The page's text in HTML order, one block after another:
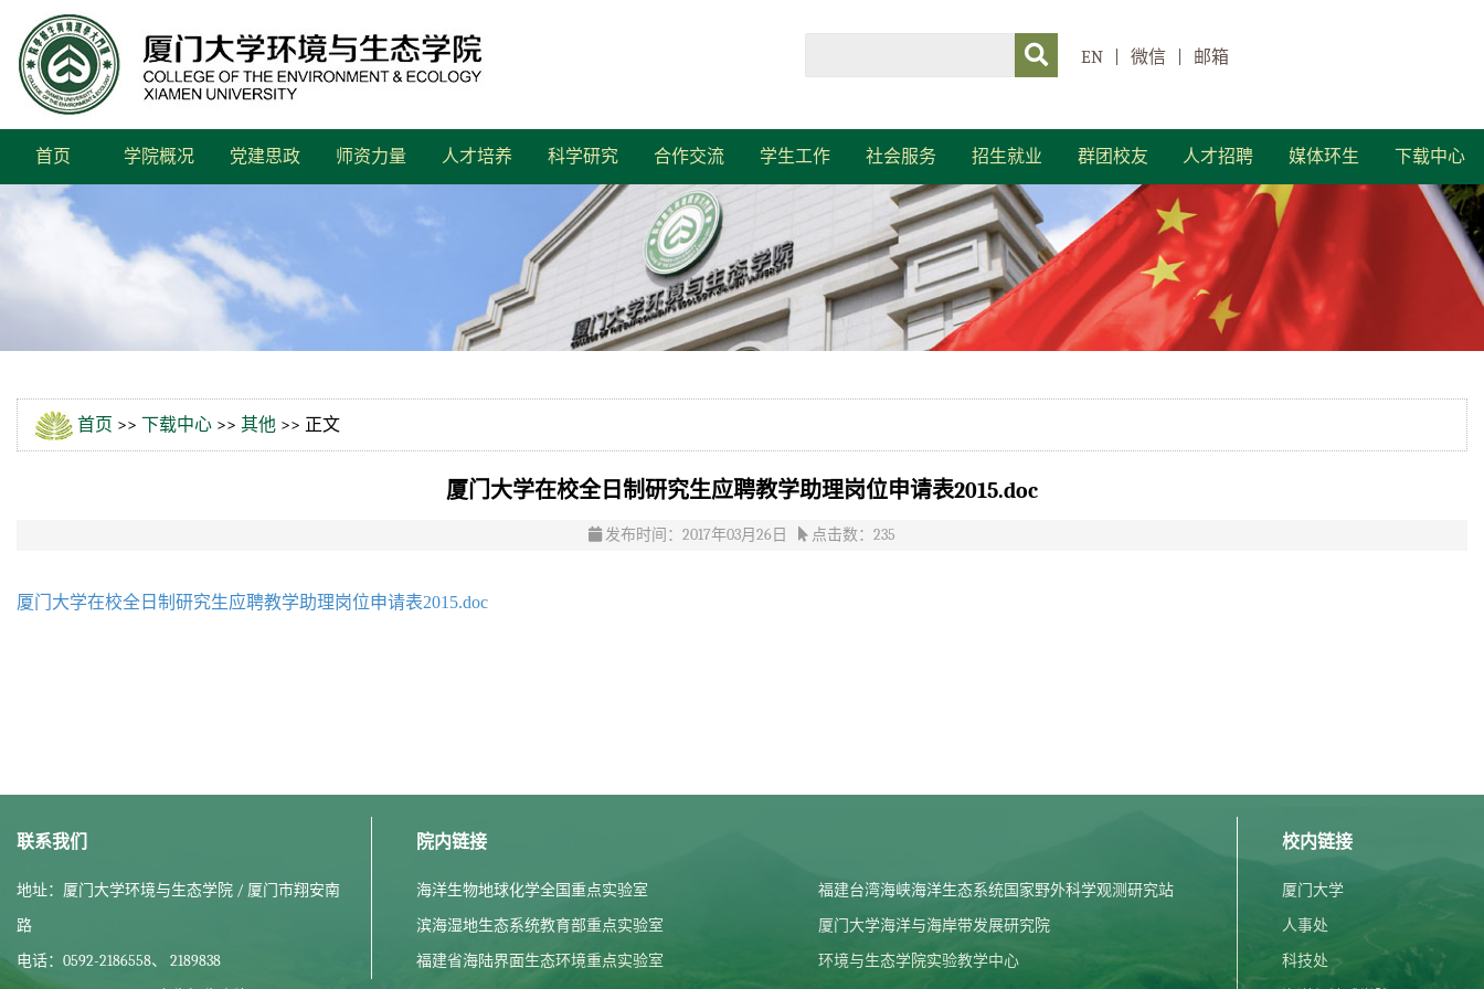
EN 微信 邮箱
首页 学院概况 党建思政 师资力量 人才培养 科学研究 合作交流 学生工作 社会服务 招生就业 群团校友 人才招聘 媒体环生 下载中心
首页 >> 下载中心 >> 其他 >> 正文
厦门大学在校全日制研究生应聘教学助理岗位申请表2015.doc
发布时间：2017年03月26日 点击数： 235
厦门大学在校全日制研究生应聘教学助理岗位申请表2015.doc
联系我们
地址：厦门大学环境与生态学院 / 厦门市翔安南
路
电话：0592-2186558、 2189838
院内链接
海洋生物地球化学全国重点实验室
福建台湾海峡海洋生态系统国家野外科学观测研究站
滨海湿地生态系统教育部重点实验室
厦门大学海洋与海岸带发展研究院
福建省海陆界面生态环境重点实验室
环境与生态学院实验教学中心
校内链接
厦门大学
人事处
科技处